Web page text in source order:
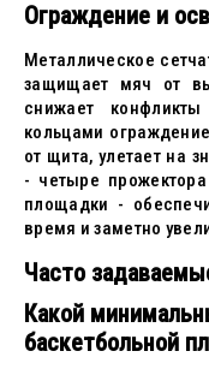
Ограждение и
Металлическое
защищает мяч от
снижает
кольцами
от щита, улетает на
- четыре
площадки -
время и заметно
Часто
Какой
баскетбольной